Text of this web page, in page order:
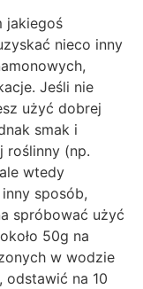
jakiegoś
nieco inny
Jeśli nie
użyć dobrej
smak i
roślinny (np.
wtedy
sposób,
spróbować użyć
50g na
w wodzie
odstawić na 10